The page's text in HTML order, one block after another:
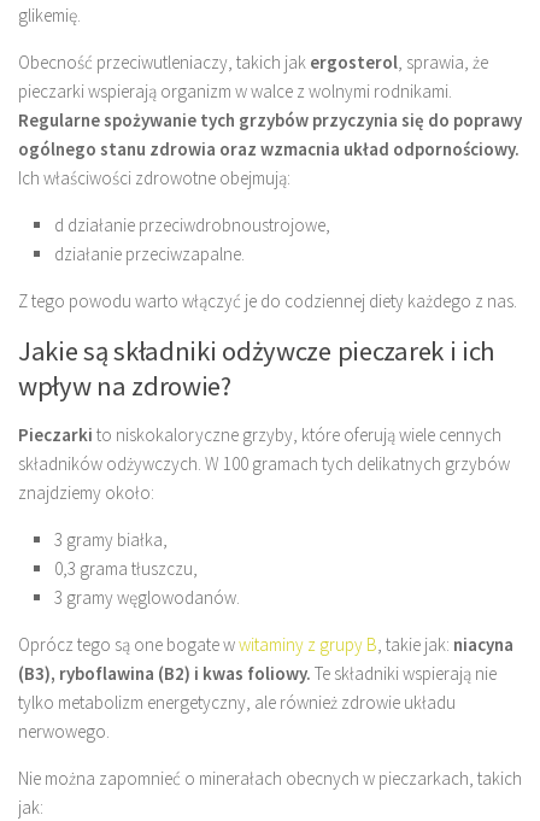
glikemię.
Obecność przeciwutleniaczy, takich jak ergosterol, sprawia, że
pieczarki wspierają organizm w walce z wolnymi rodnikami.
Regularne spożywanie tych grzybów przyczynia się do poprawy
ogólnego stanu zdrowia oraz wzmacnia układ odpornościowy.
Ich właściwości zdrowotne obejmują:
d działanie przeciwdrobnoustrojowe,
działanie przeciwzapalne.
Z tego powodu warto włączyć je do codziennej diety każdego z nas.
Jakie są składniki odżywcze pieczarek i ich
wpływ na zdrowie?
Pieczarki to niskokaloryczne grzyby, które oferują wiele cennych
składników odżywczych. W 100 gramach tych delikatnych grzybów
znajdziemy około:
3 gramy białka,
0,3 grama tłuszczu,
3 gramy węglowodanów.
Oprócz tego są one bogate wwitaminy z grupy B, takie jak: niacyna
(B3), ryboflawina (B2) i kwas foliowy. Te składniki wspierają nie
tylko metabolizm energetyczny, ale również zdrowie układu
nerwowego.
Nie można zapomnieć o minerałach obecnych w pieczarkach, takich
jak: